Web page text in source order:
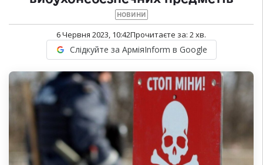
НОВИНИ
6 Червня 2023, 10:42Прочитаєте за: 2хв.
Слідкуйте за АрміяInform в Google